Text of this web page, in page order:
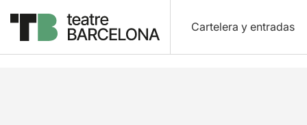
Cartelera y entradas